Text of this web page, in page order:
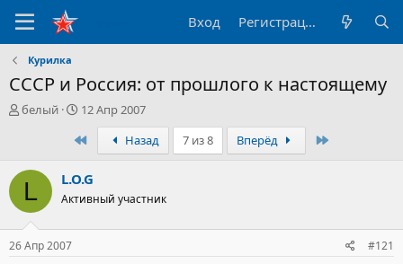
Вход Регистрация
Курилка
СССР и Россия: от прошлого к настоящему
А
р
е
м
ы
белый
Д
т
н
а
ч
12 Апр 2007
ПервыйНазад 7 из 8 Вперёд
L L.O.G
Активный участник
26 Апр 2007 #121